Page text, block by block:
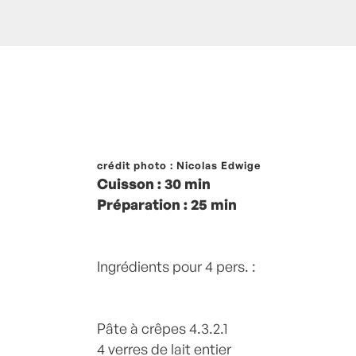
Posté à 12:22hin- Petits plats en
Béchamel,Chandeleur
home,RENTREEbyLaurent Mariotte
crédit photo : Nicolas Edwige
Cuisson : 30 min
Préparation : 25 min
Ingrédients pour 4 pers. :
Pâte à crêpes 4.3.2.1
4 verres de lait entier